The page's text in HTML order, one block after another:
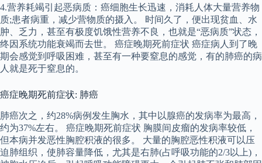
4.营养耗竭引起恶病质：癌细胞生长迅速，消耗人体大量营养物
质;患者病重，减少营物质的摄入。 时间久了，便出现贫血、水
肿、乏力，甚至有极度饥饿性营养不良，也就是“恶病质”状态，
终因系统功能衰竭而去世。 癌症晚期死前症状 癌症病人到了晚
期会感觉到呼吸困难，甚至有一种要窒息的感觉，有的肺癌的病
人就是死于窒息的。
癌症晚期死前症状: 肺癌
肺癌次之，约28%病例发生胸水，其中以腺癌的发病率为最高，
约为37%左右。 癌症晚期死前症状 胸膜间皮瘤的发病率较低，
但本病并发恶性胸腔积液的很多。 大量的胸腔恶性积液可以压
迫肺组织，使肺容量降低，尤其是右肺(占呼吸功能的2/3以上)，